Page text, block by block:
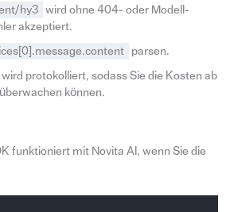
hy3
wird ohne 404- oder Modell-
akzeptiert.
parsen.
protokolliert, sodass Sie die Kosten ab
können.
funktioniert mit Novita AI, wenn Sie die